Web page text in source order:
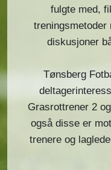
fulgte med,
treningsmetoder
diskusjoner
Tønsberg
Grasrottrener 2
også disse er
trenere og